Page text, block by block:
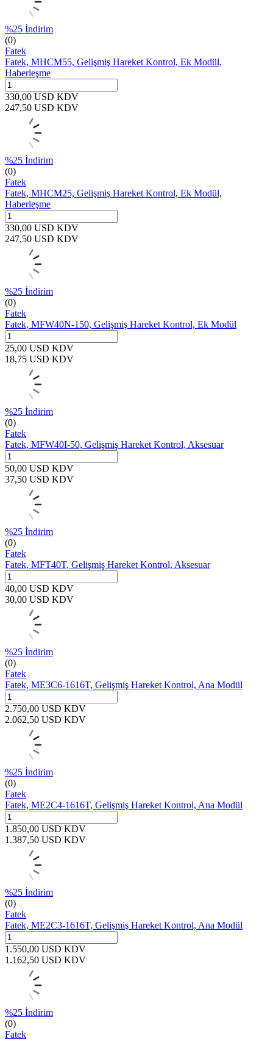
%25 İndirim
(0)
Fatek
Fatek, MHCM55, Gelişmiş Hareket Kontrol, Ek Modül,
Haberleşme
330,00 USD KDV
247,50 USD KDV
%25 İndirim
(0)
Fatek
Fatek, MHCM25, Gelişmiş Hareket Kontrol, Ek Modül,
Haberleşme
330,00 USD KDV
247,50 USD KDV
%25 İndirim
(0)
Fatek
Fatek, MFW40N-150, Gelişmiş Hareket Kontrol, Ek Modül
25,00 USD KDV
18,75 USD KDV
%25 İndirim
(0)
Fatek
Fatek, MFW40I-50, Gelişmiş Hareket Kontrol, Aksesuar
50,00 USD KDV
37,50 USD KDV
%25 İndirim
(0)
Fatek
Fatek, MFT40T, Gelişmiş Hareket Kontrol, Aksesuar
40,00 USD KDV
30,00 USD KDV
%25 İndirim
(0)
Fatek
Fatek, ME3C6-1616T, Gelişmiş Hareket Kontrol, Ana Modül
2.750,00 USD KDV
2.062,50 USD KDV
%25 İndirim
(0)
Fatek
Fatek, ME2C4-1616T, Gelişmiş Hareket Kontrol, Ana Modül
1.850,00 USD KDV
1.387,50 USD KDV
%25 İndirim
(0)
Fatek
Fatek, ME2C3-1616T, Gelişmiş Hareket Kontrol, Ana Modül
1.550,00 USD KDV
1.162,50 USD KDV
%25 İndirim
(0)
Fatek